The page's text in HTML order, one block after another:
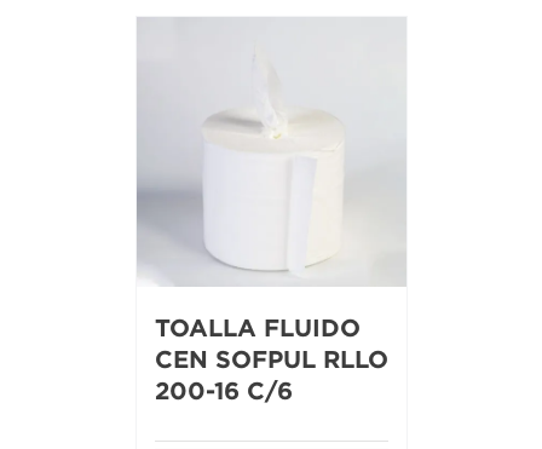
TOALLA FLUIDO
CEN SOFPUL RLLO
200-16 C/6